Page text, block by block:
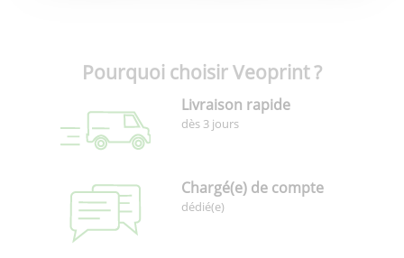
Pourquoi choisir Veoprint ?
Livraison rapide
dès 3 jours
Chargé(e) de compte
dédié(e)